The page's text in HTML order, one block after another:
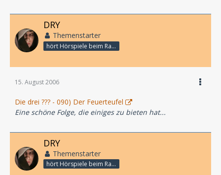
DRY
Themenstarter
hört Hörspiele beim Rasenmähen
15. August 2006
Die drei ??? - 090) Der Feuerteufel
Eine schöne Folge, die einiges zu bieten hat...
DRY
Themenstarter
hört Hörspiele beim Rasenmähen